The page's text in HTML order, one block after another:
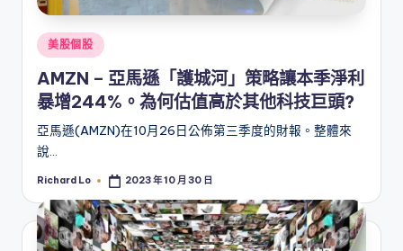
Posted
in
美股個股
AMZN – 亞馬遜「護城河」策略讓本季淨利
暴增244%。為何估值高於其他科技巨頭?
亞馬遜(AMZN)在10月26日公佈第三季度的財報。整體來
說…
Posted
Richard Lo 2023 年 10 月 30 日